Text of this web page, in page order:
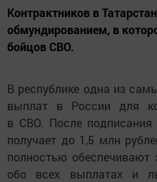
Контрактников в
обмундированием, в
бойцов СВО.
В республике одна из
выплат в России для
в СВО. После подписания
получает до 1,5 млн
полностью обеспечивают
обо всех выплатах и